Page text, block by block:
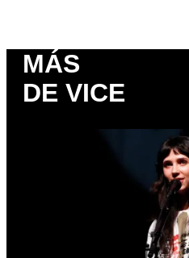
MÁS
DE VICE